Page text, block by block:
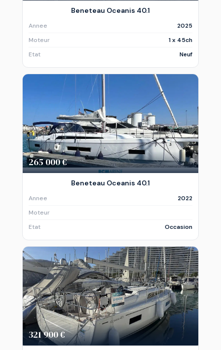
Beneteau Oceanis 40.1
Annee
2025
Moteur
1 x 45ch
Etat
Neuf
265 000 €
Beneteau Oceanis 40.1
Annee
2022
Moteur
Etat
Occasion
321 900 €